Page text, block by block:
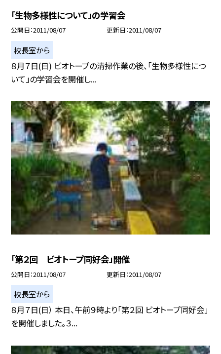
「生物多様性について」の学習会
公開日 2011/08/07 更新日 2011/08/07
校長室から
８月７日(日) ビオトープの清掃作業の後、「生物多様性につ
いて」の学習会を開催し...
「第２回 ビオトープ同好会」開催
公開日 2011/08/07 更新日 2011/08/07
校長室から
８月７日(日） 本日、午前９時より「第２回 ビオトープ同好会」
を開催しました。３...